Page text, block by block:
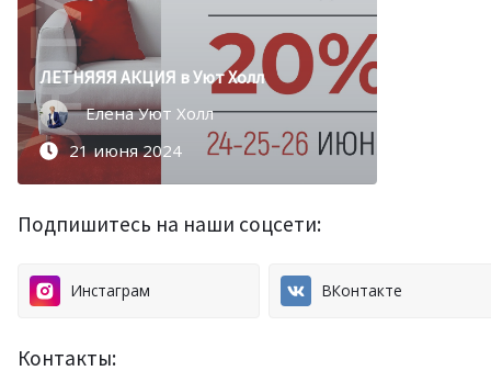
БОДРЯЩИЕ СКИДКИ в летнюю жару!
Елена Уют Холл
25 июля 2024
ЛЕТНЯЯЯ АКЦИЯ в Уют Холл
Елена Уют Холл
21 июня 2024
Подпишитесь на наши соцсети:
Инстаграм ВКонтакте
Контакты: